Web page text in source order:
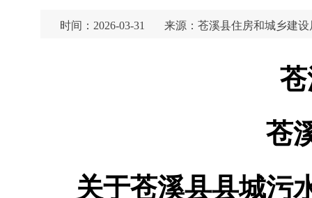
时间：2026-03-31 来源：苍溪县住房和城乡建设
苍
关于苍溪县县城污